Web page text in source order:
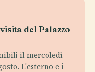
del Palazzo
il mercoledì
L'esterno e i